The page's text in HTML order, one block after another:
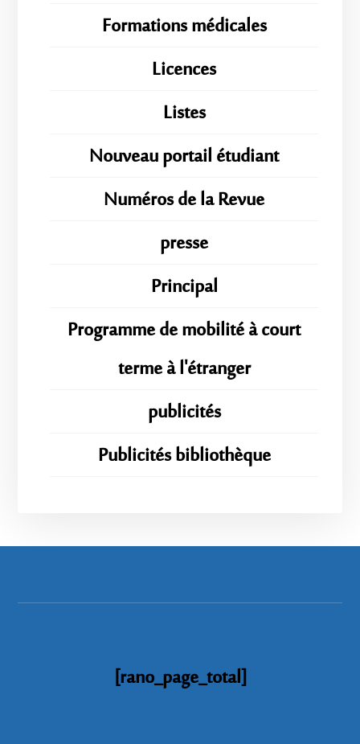
Formations médicales
Licences
Listes
Nouveau portail étudiant
Numéros de la Revue
presse
Principal
Programme de mobilité à court
terme à l'étranger
publicités
Publicités bibliothèque
[rano_page_total]